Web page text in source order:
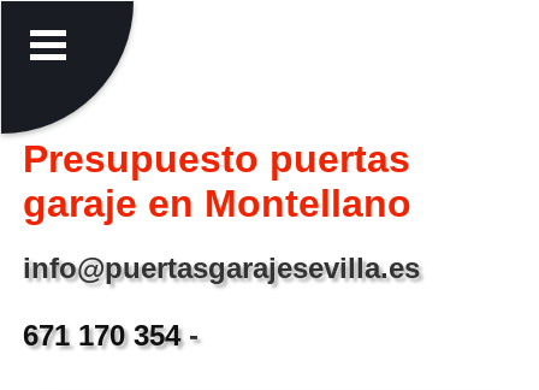
Presupuesto puertas
garaje en Montellano
info@puertasgarajesevilla.es
671 170 354-